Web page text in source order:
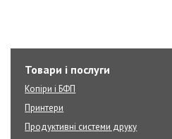
Товари і послуги
Копіри і БФП
Принтери
Продуктивні системи друку